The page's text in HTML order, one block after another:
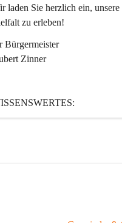
laden Sie herzlich ein,
zu erleben!
Bürgermeister
Zinner